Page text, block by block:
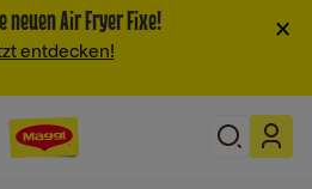
neuen Air Fryer Fixe!
entdecken!
×